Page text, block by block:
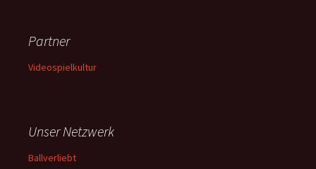
Partner
Videospielkultur
Unser Netzwerk
Ballverliebt